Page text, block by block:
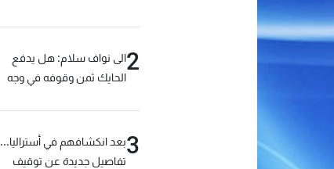
2الى نواف سلام: هل يدفع
الحايك ثمن وقوفه في وجه
3بعد انكشافهم في أستراليا...
تفاصيل جديدة عن توقيف